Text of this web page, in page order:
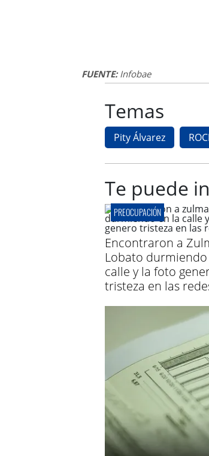
FUENTE:Infobae
Temas
Pity Álvarez
Te puede
PREOCUPACIÓN
Encontraron a
Lobato durmiendo
calle y la foto
tristeza en las